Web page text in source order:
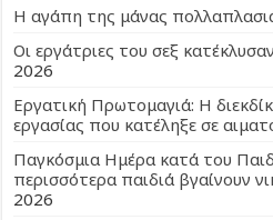
Η αγάπη της μάνας
Οι εργάτριες του σεξ
2026
Εργατική Πρωτομαγιά: Η
εργασίας που κατέληξε σε
Παγκόσμια Ημέρα κατά του
περισσότερα παιδιά βγαίνουν
2026